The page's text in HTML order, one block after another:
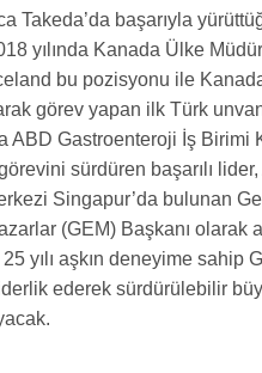
Takeda’da başarıyla
yılında Kanada Ülke
bu pozisyonu ile
görev yapan ilk Türk
ABD Gastroenteroji İş Birimi
görevini sürdüren başarılı
Singapur’da bulunan
(GEM) Başkanı olarak
yılı aşkın deneyime sahip
ederek sürdürülebilir